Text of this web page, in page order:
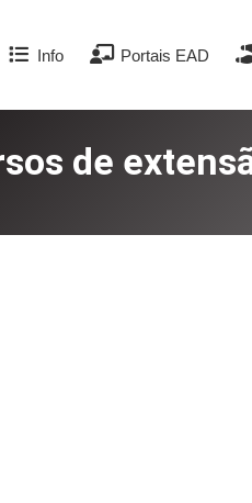
Info Portais EAD
de